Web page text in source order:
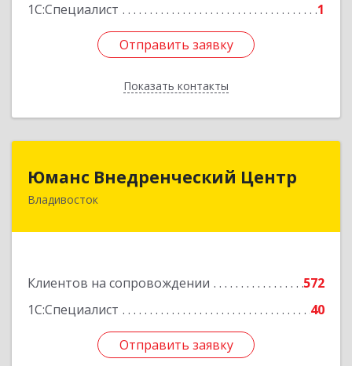
1С:Специалист
1
Отправить заявку
Показать контакты
Отправить заявку
Назад
Юманс Внедренческий Центр
Владивосток
Клиентов на сопровождении
572
1С:Специалист
40
Отправить заявку
Юманс Внедренческий Центр
690014, Приморский край, Владивосток г,
Отправить заявку